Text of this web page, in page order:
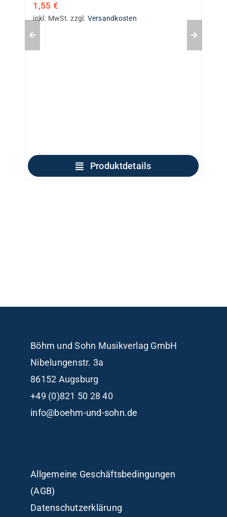
1,55 €
inkl. MwSt. zzgl. Versandkosten
Produktdetails
Böhm und Sohn Musikverlag GmbH
Nibelungenstr. 3a
86152 Augsburg
+49 (0)821 50 28 40
info@boehm-und-sohn.de
Allgemeine Geschäftsbedingungen
(AGB)
Datenschutzerklärung